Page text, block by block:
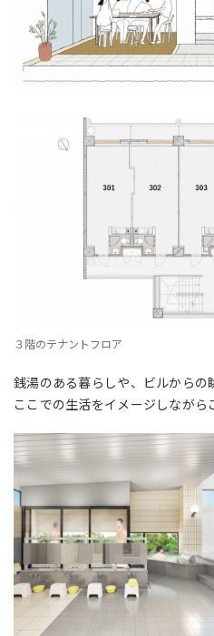
３階のテナントフロア
銭湯のある暮らしや、ビルから
ここでの生活をイメージしながら